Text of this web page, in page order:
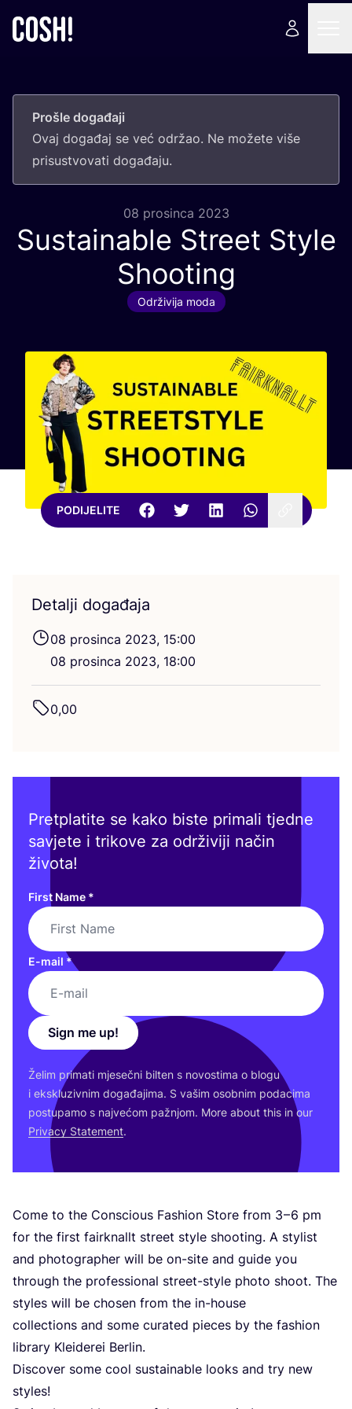
Prošle događaji
Ovaj doga­đaj se već odr­žao. Ne može­te više
pri­sus­tvo­va­ti događaju.
08 prosinca 2023
Sustainable Street Style
Shooting
Održivija moda
PODIJELITE
Come to the Con­s­ci­ous Fashi­on Sto­re from 3–6 pm
for the first fairk­nal­lt stre­et style sho­oting. A stylist
and pho­to­grap­her will be on-site and guide you
thro­ugh the pro­fe­ssi­onal stre­et-style pho­to sho­ot. The
styles will be cho­sen from the in-house
col­lec­ti­ons and some cura­ted pieces by the fashi­on
library Kle­ide­rei Berlin.
Dis­co­ver some cool sus­ta­ina­ble looks and try new
styles!
Detalji događaja
08 pro­sin­ca 2023, 15:00
08 pro­sin­ca 2023, 18:00
0,00
Pretplatite se kako biste primali tjedne
savjete i trikove za održiviji način
života!
First Name *
E-mail *
Sign me up!
Želim pri­ma­ti mje­seč­ni bil­ten s novos­ti­ma o blo­gu
i eks­klu­ziv­nim doga­đa­ji­ma. S vašim osob­nim poda­ci­ma
pos­tu­pa­mo s naj­ve­ćom paž­njom. More abo­ut this in our
Pri­vacy Sta­te­ment.